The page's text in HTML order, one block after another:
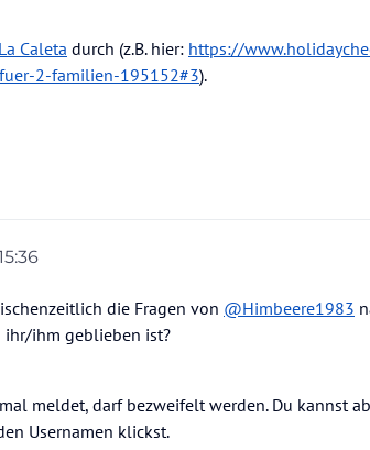
Caleta durch (z.B. hier: https://
2-familien-195152#3).
die Fragen von @Himbeere1983
ihr/ihm geblieben ist?
meldet, darf bezweifelt werden. Du kannst
Usernamen klickst.